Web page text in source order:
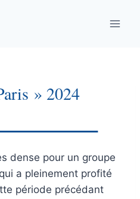
» 2024
dense pour un groupe
a pleinement profité
période précédant